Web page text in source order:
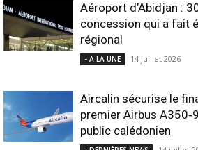
Aéroport d’Abidjan :
concession qui a fait
régional
- A LA UNE 14 juillet 2026
Aircalin sécurise le
premier Airbus
public calédonien